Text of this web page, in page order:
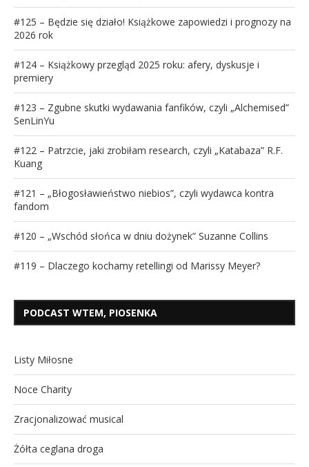
#125 – Będzie się działo! Książkowe zapowiedzi i prognozy na
2026 rok
#124 – Książkowy przegląd 2025 roku: afery, dyskusje i
premiery
#123 – Zgubne skutki wydawania fanfików, czyli „Alchemised”
SenLinYu
#122 – Patrzcie, jaki zrobiłam research, czyli „Katabaza” R.F.
Kuang
#121 – „Błogosławieństwo niebios”, czyli wydawca kontra
fandom
#120 – „Wschód słońca w dniu dożynek” Suzanne Collins
#119 – Dlaczego kochamy retellingi od Marissy Meyer?
PODCAST WTEM, PIOSENKA
Listy Miłosne
Noce Charity
Zracjonalizować musical
Żółta ceglana droga